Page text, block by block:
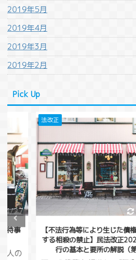
2019年5月
2019年4月
2019年3月
2019年2月
Pick Up
4/27
待事
人の
法改正
【不法行為等により生じた債
する相殺の禁止】民法改正
行の基本と要所の解説（